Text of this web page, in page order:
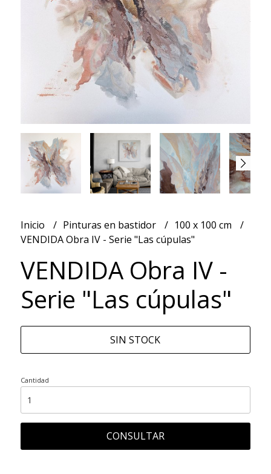
Inicio Pinturas en bastidor
100 x 100 cm
VENDIDA Obra IV - Serie "Las cúpulas"
VENDIDA Obra IV -
Serie "Las cúpulas"
SIN STOCK
Cantidad
CONSULTAR